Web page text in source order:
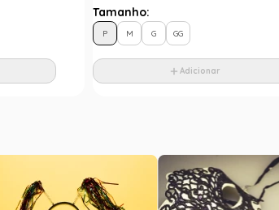
Tamanho:
P M G GG
Adicionar